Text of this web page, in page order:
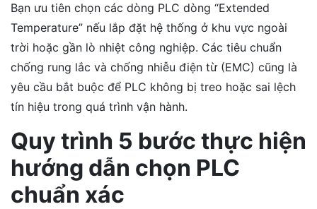
Bạn ưu tiên chọn các dòng PLC dòng “Extended
Temperature” nếu lắp đặt hệ thống ở khu vực ngoài
trời hoặc gần lò nhiệt công nghiệp. Các tiêu chuẩn
chống rung lắc và chống nhiễu điện từ (EMC) cũng là
yêu cầu bắt buộc để PLC không bị treo hoặc sai lệch
tín hiệu trong quá trình vận hành.
Quy trình 5 bước thực hiện
hướng dẫn chọn PLC
chuẩn xác